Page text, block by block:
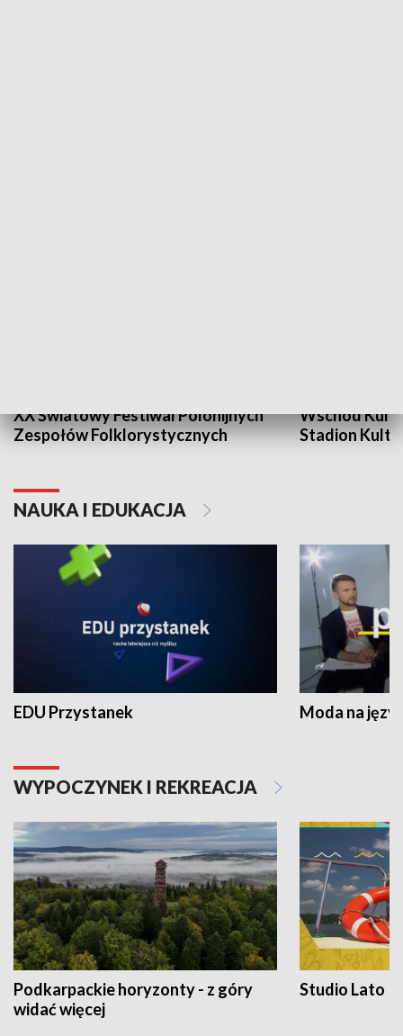
XX Światowy Festiwal Polonijnych
Zespołów Folklorystycznych
Wschód
Stadion
NAUKA I EDUKACJA
EDU Przystanek Moda na
WYPOCZYNEK I REKREACJA
Podkarpackie horyzonty - z góry
widać więcej
Studio Lato